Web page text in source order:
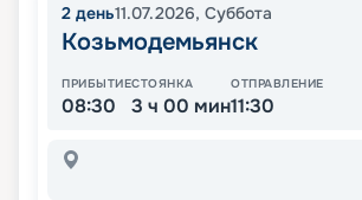
2 день11.07.2026, Суббота
Козьмодемьянск
ПРИБЫТИЕ
08:30
СТОЯНКА
3 ч 00 мин
ОТПРАВЛЕНИЕ
11:30